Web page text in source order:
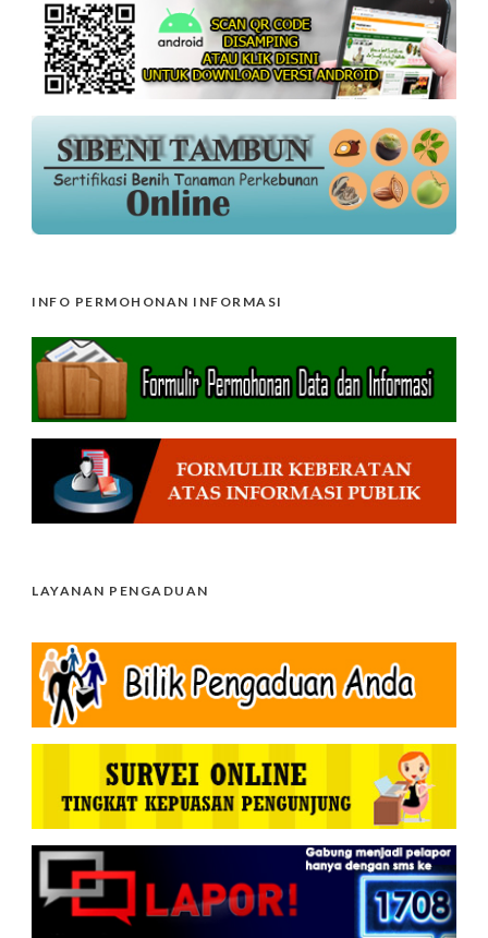
INFO PERMOHONAN INFORMASI
LAYANAN PENGADUAN